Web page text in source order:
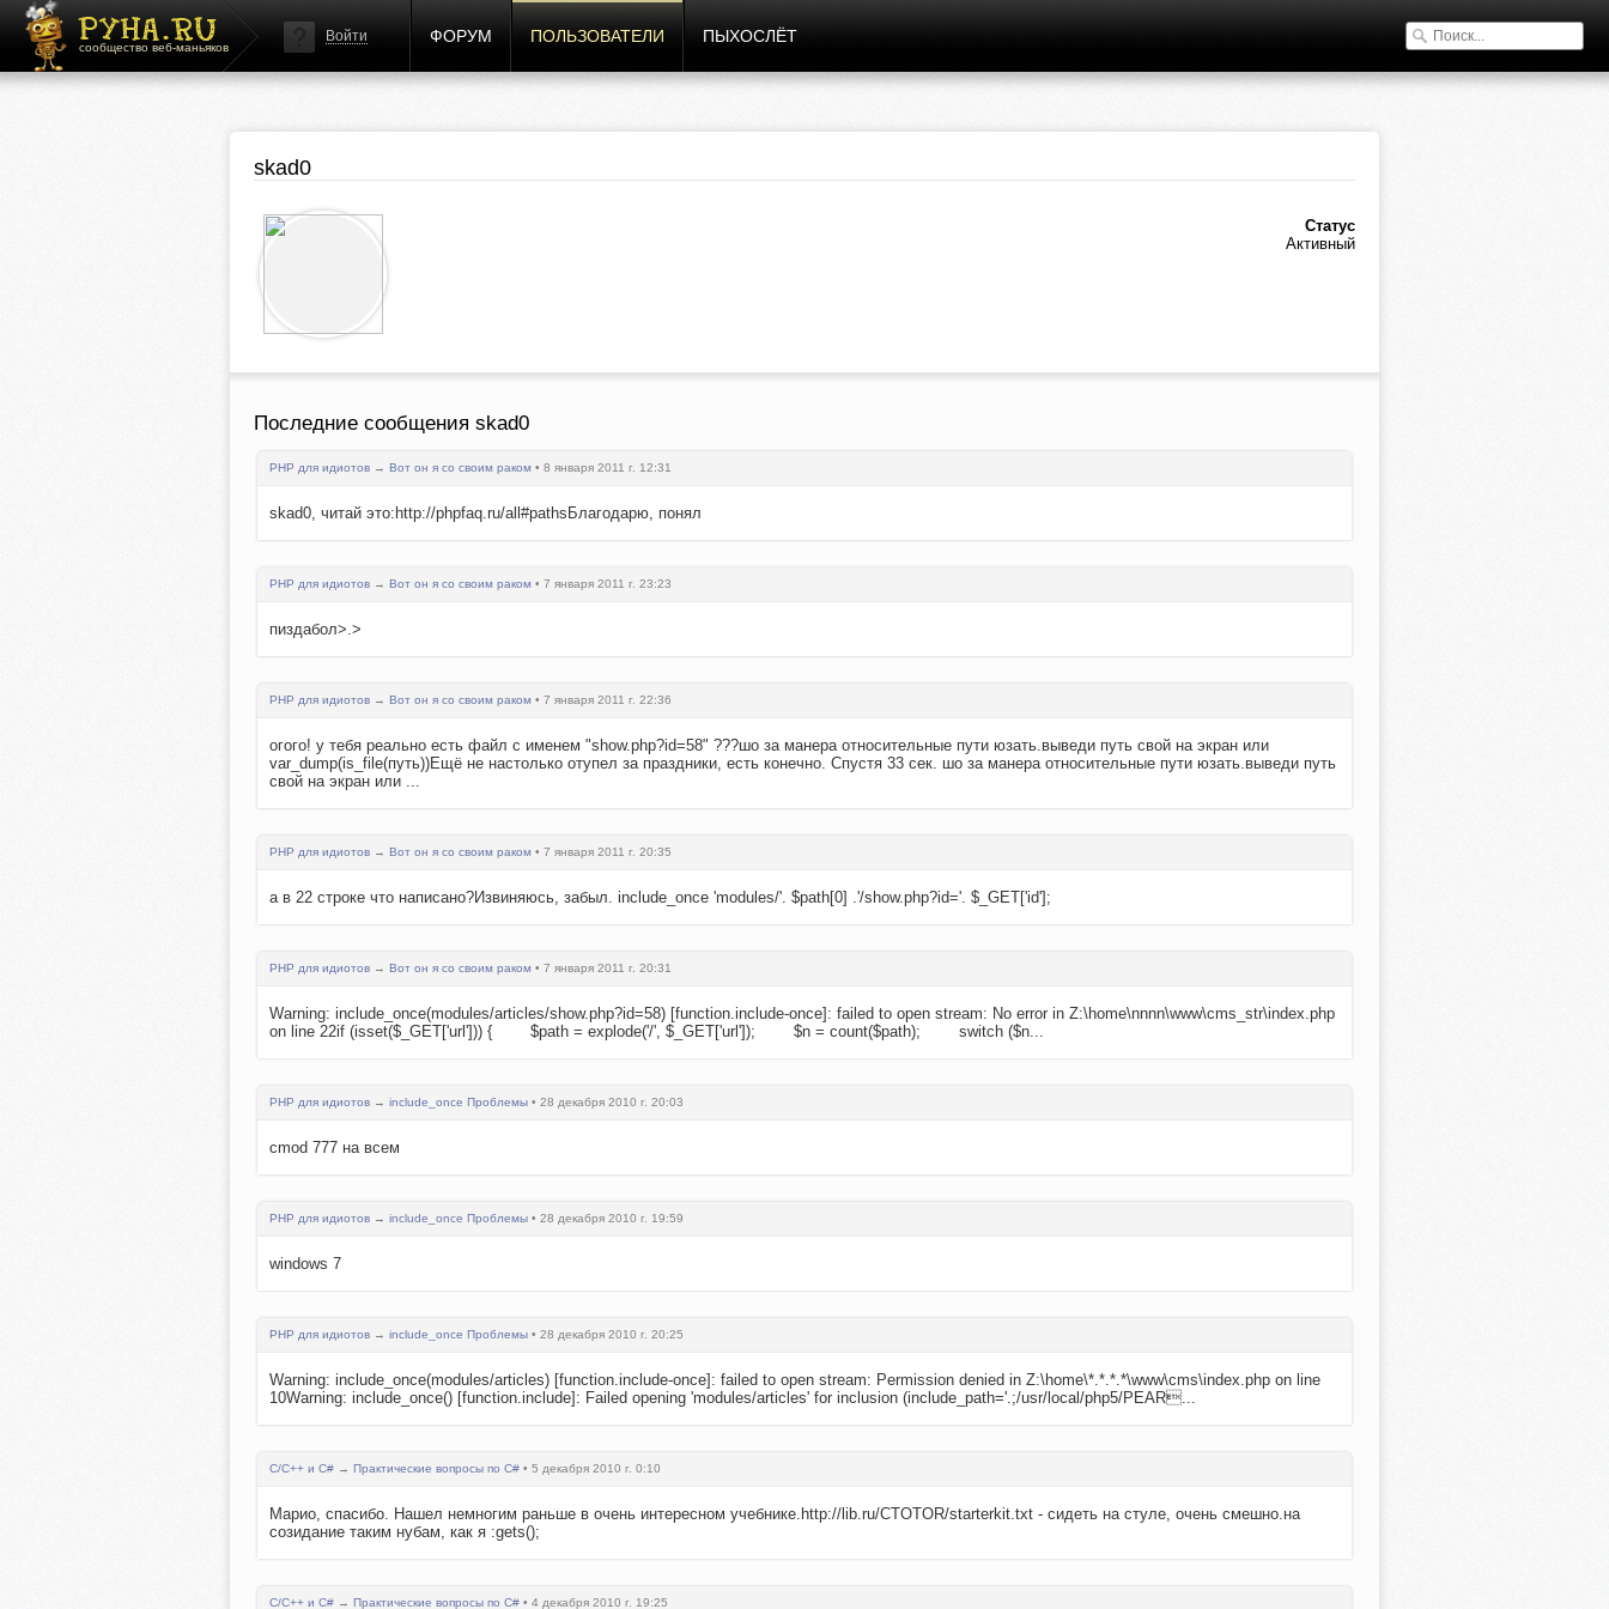
сообщество веб-маньяков
Войти ФОРУМ ПОЛЬЗОВАТЕЛИ ПЫХОСЛЁТ
skad0
Статус
Активный
Последние сообщения skad0
PHP для идиотов → Вот он я со своим раком • 8 января 2011 г. 12:31
skad0, читай это:http://phpfaq.ru/all#pathsБлагодарю, понял
PHP для идиотов → Вот он я со своим раком • 7 января 2011 г. 23:23
пиздабол>.>
PHP для идиотов → Вот он я со своим раком • 7 января 2011 г. 22:36
огого! у тебя реально есть файл с именем "show.php?id=58" ???шо за манера относительные пути юзать.выведи путь свой на экран или
var_dump(is_file(путь))Ещё не настолько отупел за праздники, есть конечно. Спустя 33 сек. шо за манера относительные пути юзать.выведи путь
свой на экран или ...
PHP для идиотов → Вот он я со своим раком • 7 января 2011 г. 20:35
а в 22 строке что написано?Извиняюсь, забыл. include_once 'modules/'. $path[0] .'/show.php?id='. $_GET['id'];
PHP для идиотов → Вот он я со своим раком • 7 января 2011 г. 20:31
Warning: include_once(modules/articles/show.php?id=58) [function.include-once]: failed to open stream: No error in Z:\home\nnnn\www\cms_str\index.php
on line 22if (isset($_GET['url'])) { $path = explode('/', $_GET['url']); $n = count($path); switch ($n...
PHP для идиотов → include_once Проблемы • 28 декабря 2010 г. 20:03
cmod 777 на всем
PHP для идиотов → include_once Проблемы • 28 декабря 2010 г. 19:59
windows 7
PHP для идиотов → include_once Проблемы • 28 декабря 2010 г. 20:25
Warning: include_once(modules/articles) [function.include-once]: failed to open stream: Permission denied in Z:\home\*.*.*.*\www\cms\index.php on line
10Warning: include_once() [function.include]: Failed opening 'modules/articles' for inclusion (include_path='.;/usr/local/php5/PEAR...
C/C++ и C# → Практические вопросы по C# • 5 декабря 2010 г. 0:10
Марио, спасибо. Нашел немногим раньше в очень интересном учебнике.http://lib.ru/CTOTOR/starterkit.txt - сидеть на стуле, очень смешно.на
созидание таким нубам, как я :gets();
C/C++ и C# → Практические вопросы по C# • 4 декабря 2010 г. 19:25